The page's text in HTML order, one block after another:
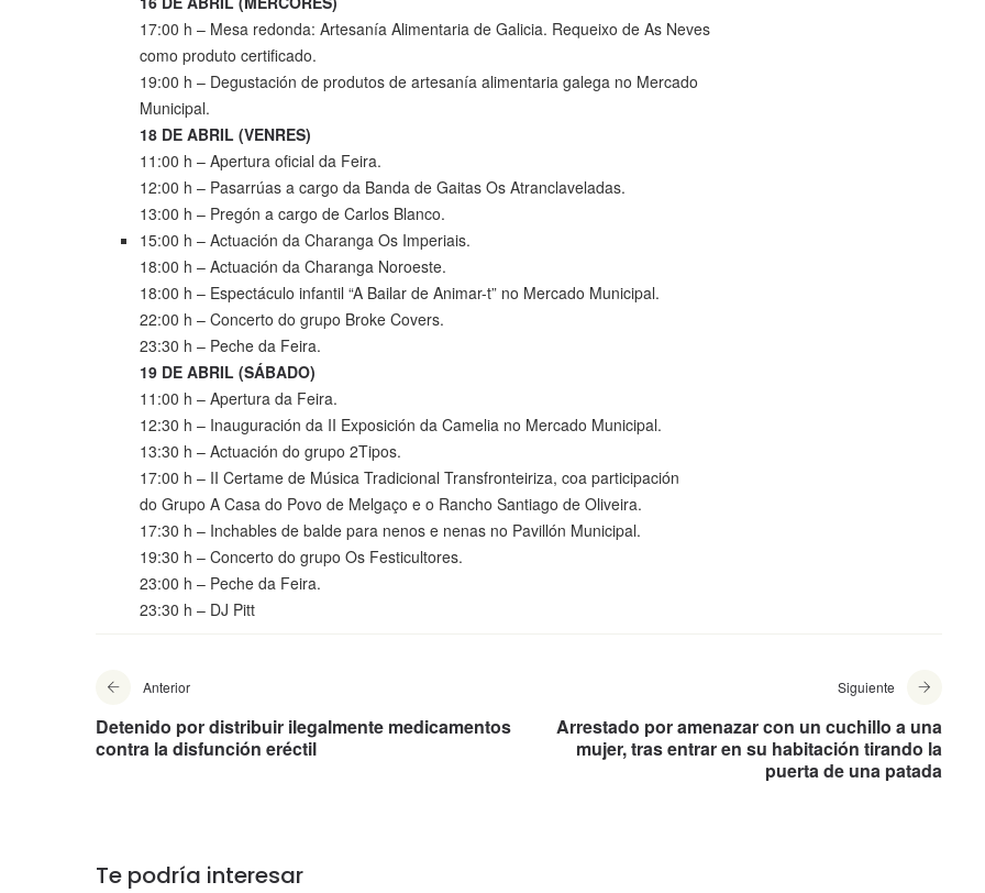
17:00 h – Mesa redonda: Artesanía Alimentaria de Galicia. Requeixo de As Neves
como produto certificado.
19:00 h – Degustación de produtos de artesanía alimentaria galega no Mercado
Municipal.
18 DE ABRIL (VENRES)
11:00 h – Apertura oficial da Feira.
12:00 h – Pasarrúas a cargo da Banda de Gaitas Os Atranclaveladas.
13:00 h – Pregón a cargo de Carlos Blanco.
15:00 h – Actuación da Charanga Os Imperiais.
18:00 h – Actuación da Charanga Noroeste.
18:00 h – Espectáculo infantil “A Bailar de Animar-t” no Mercado Municipal.
22:00 h – Concerto do grupo Broke Covers.
23:30 h – Peche da Feira.
19 DE ABRIL (SÁBADO)
11:00 h – Apertura da Feira.
12:30 h – Inauguración da II Exposición da Camelia no Mercado Municipal.
13:30 h – Actuación do grupo 2Tipos.
17:00 h – II Certame de Música Tradicional Transfronteiriza, coa participación
do Grupo A Casa do Povo de Melgaço e o Rancho Santiago de Oliveira.
17:30 h – Inchables de balde para nenos e nenas no Pavillón Municipal.
19:30 h – Concerto do grupo Os Festicultores.
23:00 h – Peche da Feira.
23:30 h – DJ Pitt
Anterior
Detenido por distribuir ilegalmente medicamentos
contra la disfunción eréctil
Siguiente
Arrestado por amenazar con un cuchillo a una
mujer, tras entrar en su habitación tirando la
puerta de una patada
Te podría interesar